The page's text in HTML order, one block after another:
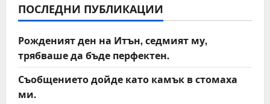
v
i
g
a
ПОСЛЕДНИ ПУБЛИКАЦИИ
Рожденият ден на Итън, седмият му,
трябваше да бъде перфектен.
Съобщението дойде като камък в стомаха
ми.